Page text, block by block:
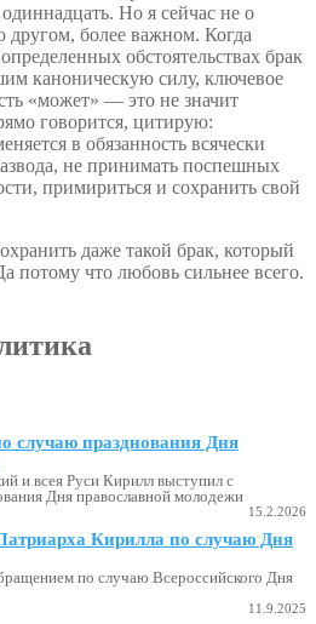
Но я сейчас не о
более важном. Когда
обстоятельствах брак
каноническую силу, ключевое
«может» — это не значит
говорится, цитирую:
в обязанность всячески
не принимать поспешных
примириться и сохранить свой
даже такой брак, который
потому что любовь сильнее всего.
случаю празднования Дня
и всея Руси Кирилл выступил с
Дня православной молодежи
15.2.2026
Кирилла по случаю Дня
по случаю Всероссийского Дня
11.9.2025